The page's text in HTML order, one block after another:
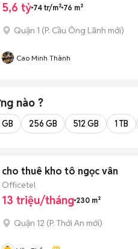
5,6 tỷ 74 tr/m² 76 m²
Quận 1 (P. Cầu Ông Lãnh mới)
Cao Minh Thành
nào ?
256 GB 512 GB 1 TB
cho thuê kho tô ngọc vân
Officetel
13 triệu/tháng 230 m²
Quận 12 (P. Thới An mới)